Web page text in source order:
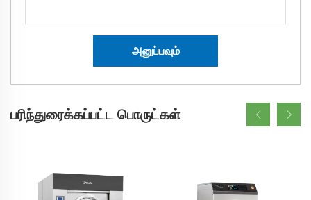
அனுப்பவும்
பரிந்துரைக்கப்பட்ட பொருட்கள்